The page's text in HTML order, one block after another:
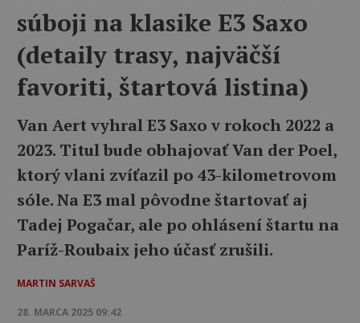
súboji na klasike E3 Saxo
(detaily trasy, najväčší
favoriti, štartová listina)
Van Aert vyhral E3 Saxo v rokoch 2022 a
2023. Titul bude obhajovať Van der Poel,
ktorý vlani zvíťazil po 43-kilometrovom
sóle. Na E3 mal pôvodne štartovať aj
Tadej Pogačar, ale po ohlásení štartu na
Paríž-Roubaix jeho účasť zrušili.
MARTIN SARVAŠ
28. MARCA 2025 09:42